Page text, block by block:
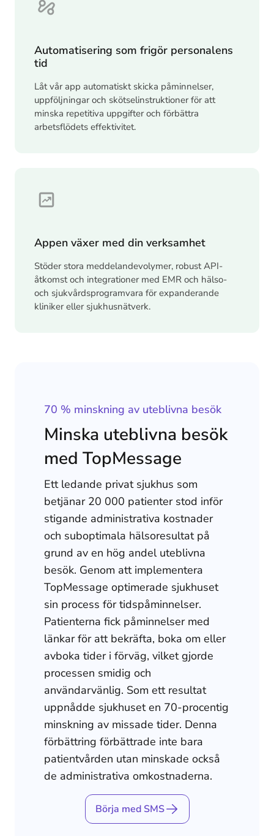
Automatisering som frigör personalens
tid
Låt vår app automatiskt skicka påminnelser,
uppföljningar och skötselinstruktioner för att
minska repetitiva uppgifter och förbättra
arbetsflödets effektivitet.
Appen växer med din verksamhet
Stöder stora meddelandevolymer, robust API-
åtkomst och integrationer med EMR och hälso-
och sjukvårdsprogramvara för expanderande
kliniker eller sjukhusnätverk.
70 % minskning av uteblivna besök
Minska uteblivna besök
med TopMessage
Ett ledande privat sjukhus som
betjänar 20 000 patienter stod inför
stigande administrativa kostnader
och suboptimala hälsoresultat på
grund av en hög andel uteblivna
besök. Genom att implementera
TopMessage optimerade sjukhuset
sin process för tidspåminnelser.
Patienterna fick påminnelser med
länkar för att bekräfta, boka om eller
avboka tider i förväg, vilket gjorde
processen smidig och
användarvänlig. Som ett resultat
uppnådde sjukhuset en 70-procentig
minskning av missade tider. Denna
förbättring förbättrade inte bara
patientvården utan minskade också
de administrativa omkostnaderna.
Börja med SMS